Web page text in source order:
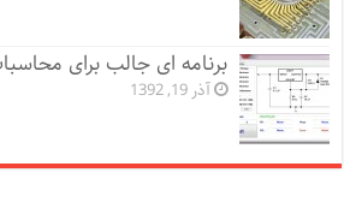
برنامه ای جالب برای
آذر 19, 1392